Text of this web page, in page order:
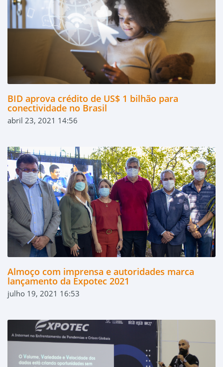
BID aprova crédito de US$ 1 bilhão para
conectividade no Brasil
abril 23, 2021 14:56
Almoço com imprensa e autoridades marca
lançamento da Expotec 2021
julho 19, 2021 16:53